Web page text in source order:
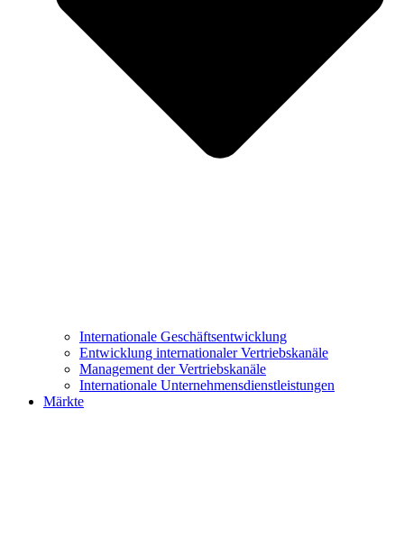
Internationale Geschäftsentwicklung
Entwicklung internationaler Vertriebskanäle
Management der Vertriebskanäle
Internationale Unternehmensdienstleistungen
Märkte